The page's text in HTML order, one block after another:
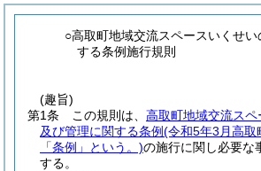
○高取町地域交流スペースいくせ
する条例施行規則
(趣旨)
第1条
この規則は、 高取町地域交流ス
及び管理に関する条例(令和5年3月高取
「条例」という。)の施行に関し必要な
する。